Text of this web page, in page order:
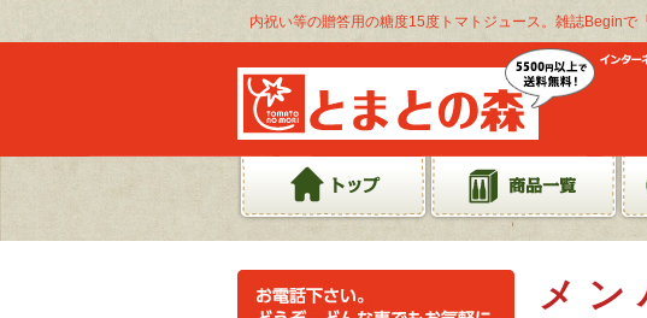
内祝い等の贈答用の糖度15度トマトジュース。雑誌Begin
メン